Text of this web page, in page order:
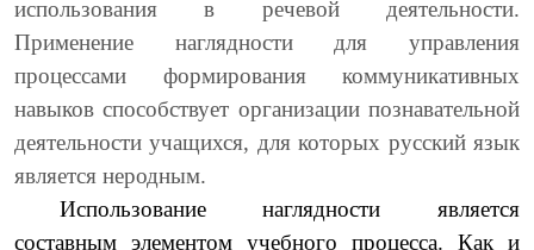
использования в речевой деятельности.
Применение наглядности для управления
процессами формирования коммуникативных
навыков способствует организации познавательной
деятельности учащихся, для которых русский язык
является неродным.
Использование наглядности является
составным элементом учебного процесса. Как и